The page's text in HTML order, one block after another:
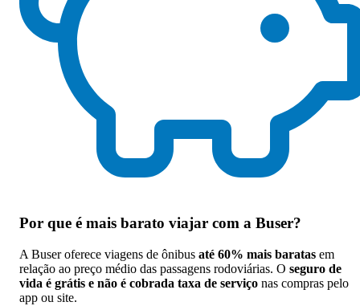
Por que é mais barato viajar com a Buser?
A Buser oferece viagens de ônibus até 60% mais baratas em
relação ao preço médio das passagens rodoviárias. O seguro de
vida é grátis e não é cobrada taxa de serviço nas compras pelo
app ou site.